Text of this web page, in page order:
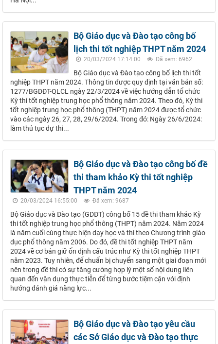
Bộ Giáo dục và Đào tạo công bố
lịch thi tốt nghiệp THPT năm 2024
20/03/2024 17:14:00 Đã xem: 6962
Bộ Giáo dục và Đào tạo công bố lịch thi tốt
nghiệp THPT năm 2024. Thông tin được quy định tại văn bản số:
1277/BGDĐT-QLCL ngày 22/3/2024 về việc hướng dẫn tổ chức
Kỳ thi tốt nghiệp trung học phổ thông năm 2024. Theo đó, Kỳ thi
tốt nghiệp trung học phổ thông (THPT) năm 2024 được tổ chức
vào các ngày 26, 27, 28, 29/6/2024. Trong đó: Ngày 26/6/2024:
làm thủ tục dự thi...
Bộ Giáo dục và Đào tạo công bố đề
thi tham khảo Kỳ thi tốt nghiệp
THPT năm 2024
20/03/2024 16:55:00 Đã xem: 9687
Bộ Giáo dục và Đào tạo (GDĐT) công bố 15 đề thi tham khảo Kỳ
thi tốt nghiệp trung học phổ thông (THPT) năm 2024. Năm 2024
là năm cuối cùng thực hiện dạy học và thi theo Chương trình giáo
dục phổ thông năm 2006. Do đó, đề thi tốt nghiệp THPT năm
2024 về cơ bản giữ ổn định cấu trúc như Kỳ thi tốt nghiệp THPT
năm 2023. Tuy nhiên, để chuẩn bị chuyển sang một giai đoạn mới
nên trong đề thi có sự tăng cường hợp lý một số nội dung liên
quan đến vận dụng thực tiễn để từng bước tiệm cận với định
hướng đánh giá năng lực...
Bộ Giáo dục và Đào tạo yêu cầu
các Sở Giáo dục và Đào tạo thực